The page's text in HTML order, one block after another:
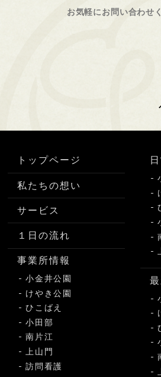
お気軽にお問い合わせ
トップページ
私たちの想い
サービス
１日の流れ
事業所情報
小金井公園
けやき公園
ひこばえ
小田部
南片江
上山門
訪問看護